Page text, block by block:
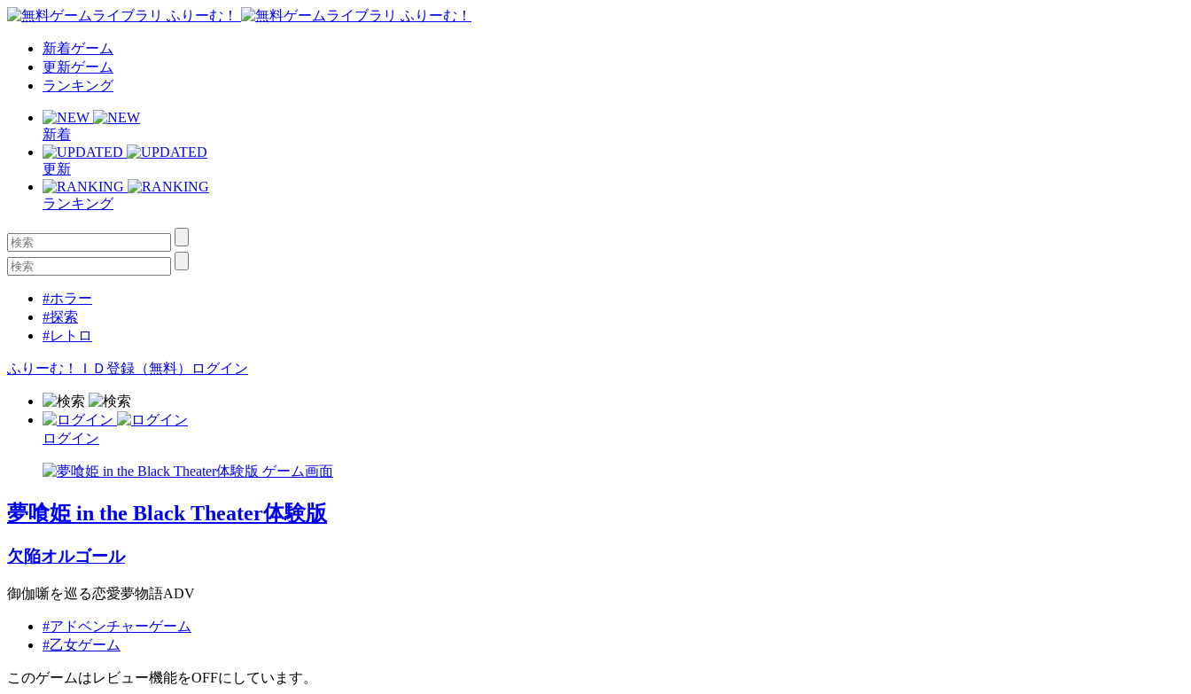
新着ゲーム
更新ゲーム
ランキング
新着
更新
ランキング
#ホラー
#探索
#レトロ
ふりーむ！ＩＤ登録（無料） ログイン
ログイン
夢喰姫 in the Black Theater体験版
欠陥オルゴール
御伽噺を巡る恋愛夢物語ADV
#アドベンチャーゲーム
#乙女ゲーム
このゲームはレビュー機能をOFFにしています。